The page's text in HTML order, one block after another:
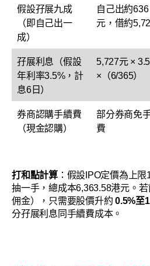
假設孖展九成
（即自己出一
成）
自己出約636
元，借約
孖展利息（假設
年利率3.5%，計
息6日）
5,727元 ×
×（6/365）
券商認購手續費
（現金認購）
部分券商免
費
打和點計算：假設IPO定價為上
抽一手，總成本6,363.58港元。
佣金），只需要股價升約0.5%至
分孖展利息同手續費成本。